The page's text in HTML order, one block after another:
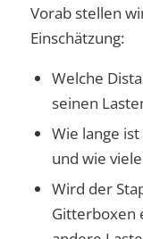
Vorab stellen
Einschätzung:
Welche
seinen
Wie lange
und wie
Wird der
Gitterboxen